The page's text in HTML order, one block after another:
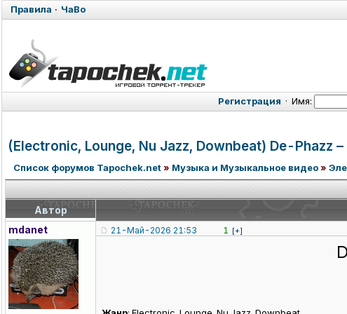
Правила · ЧаВо
Регистрация · Имя:
(Electronic, Lounge, Nu Jazz, Downbeat) De-Phazz
Список форумов Tapochek.net» Музыка и Музыкальное видео»
Автор
mdanet
21-Май-2026 21:53 1 [+]